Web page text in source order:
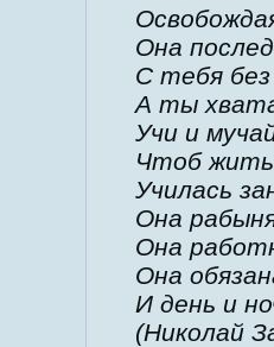
Она
С тебя
А ты
Учи и
Чтоб жить
Училась
Она
Она
Она
И день и
(Николай